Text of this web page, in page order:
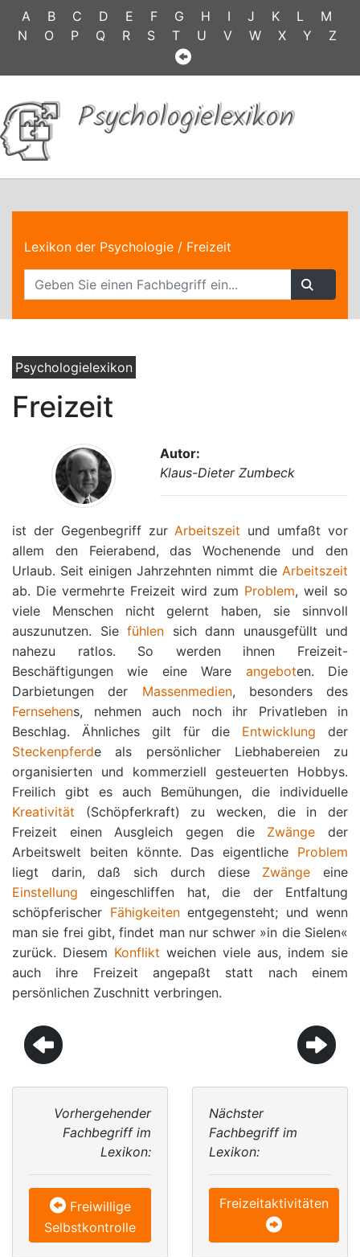
A B C D E F G H I J K L
M
N
O P Q R S T U V W X Y Z
Psychologielexikon
Lexikon der Psychologie / Freizeit
Psychologielexikon
Freizeit
Autor:
Klaus-Dieter Zumbeck
ist der Gegenbegriff zurArbeitszeit und umfaßt vor
allem den Feierabend, das Wochenende und den
Urlaub. Seit einigen Jahrzehnten nimmt die Arbeitszeit
ab. Die vermehrte Freizeit wird zum Problem, weil so
viele Menschen nicht gelernt haben, sie sinnvoll
auszunutzen. Sie fühlen sich dann unausgefüllt und
nahezu ratlos. So werden ihnen Freizeit-
Beschäftigungen wie eine Ware angeboten. Die
Darbietungen der Massenmedien, besonders des
Fernsehens, nehmen auch noch ihr Privatleben in
Beschlag. Ähnliches gilt für die Entwicklung der
Steckenpferde als persönlicher Liebhabereien zu
organisierten und kommerziell gesteuerten Hobbys.
Freilich gibt es auch Bemühungen, die individuelle
Kreativität (Schöpferkraft) zu wecken, die in der
Freizeit einen Ausgleich gegen die Zwänge der
Arbeitswelt beiten könnte. Das eigentliche Problem
liegt darin, daß sich durch diese Zwänge eine
Einstellung eingeschliffen hat, die der Entfaltung
schöpferischer Fähigkeitenentgegensteht; und wenn
man sie frei gibt, findet man nur schwer »in die Sielen«
zurück. Diesem Konflikt weichen viele aus, indem sie
auch ihre Freizeit angepaßt statt nach einem
persönlichen Zuschnitt verbringen.
Vorhergehender
Fachbegriff im
Lexikon:
Freiwillige
Selbstkontrolle
Nächster
Fachbegriff im
Lexikon:
Freizeitaktivitäten